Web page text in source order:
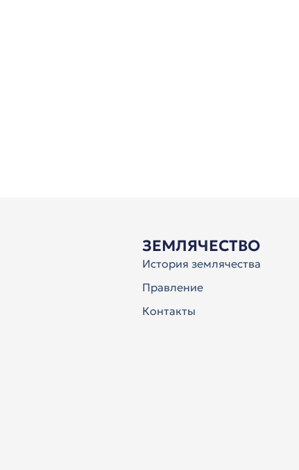
ЗЕМЛЯЧЕСТВО
История землячества
Правление
Контакты